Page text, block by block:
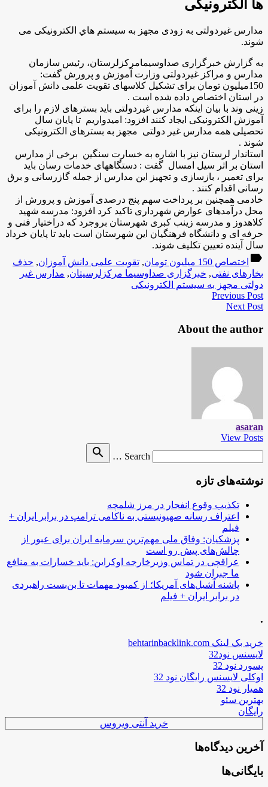
ها الکترونيکی
مدارس غيردولتی به زودی مجهز به سيستم هاي الکترونيکی می
شوند.
به گزارش خبرگزاری صداوسیمامرکزلرستان، رئيس سازمان
مدارس و مراکز غيردولتی وزارت آموزش و پرورش گفت:
150ميليون تومان برای تشکيل کلاسهای تقويت علمی دانش آموزان
در استان اختصاص داده شده است .
زینی وند با بیان اینکه مدارس غیردولتی باید بسترهای لازم را برای
آموزش الکترونیکی ایجاد کنند افزود: امیدواریم تا پایان سال
تحصیلی همه مدارس غیر دولتی مجهز به بسترهای الکترونیکی
شوند .
استاندار لرستان نيز با اشاره به خسارت سنگین برخی از مدارس
استان بر اثر سيل امسال گفت : دستگاههای خدمات رسان بايد
برای تعمير ، بازسازی و تجهيز اين مدارس از جمله گازرسانی و برق
رسانی اقدام کنند .
خادمی همچنين بر پرداخت سهم پنج درصدی آموزش و پرورش از
محل درآمدهای عوارض شهرداری تاکيد کرد افزود: مدرسه شهيد
کلاهدوز و مدرسه زينب کبری شهرستان بروجرد که دراختيار فنی و
حرفه ای و دانشگاه فرهنگيان اين شهرستان است بايد تا پايان خرداد
سال آينده تعيين تکليف شوند.
label اختصاص 150 میلیون تومان , تقویت علمی دانش آموزان, حذف
بخارهای نفتی, خبرگزاری صداوسیما مرکزلرسیتان, مدارس غیر
دولتی مجهز به سیستم الکترونیکی
Previous Post
Next Post
About the author
asaran
View Posts
Search …
search
نوشته‌های تازه
تکذیب وقوع انفجار در مرز شلمچه
اعتراف رسانه صهیونیستی به ناکامی ترامپ در برابر ایران +
فیلم
پزشکیان: وفاق ملی مهم‌ترین سرمایه ایران برای عبور از
چالش‌های پیش رو است
عراقچی در تماس وزیرخارجه اوکراین: باید خسارات به منافع
ما جبران شود
پاشنه آشیل‌های آمریکا؛ از کمبود مهمات تا بن‌بست راهبردی
در برابر ایران + فیلم
.
خرید بک لینک behtarinbacklink.com
لایسنس نود32
پسورد نود 32
اوکلی لایسنس رایگان نود 32
همیار نود 32
بهترین سئو
رایگان
خرید آنتی ویروس
آخرین دیدگاه‌ها
بایگانی‌ها